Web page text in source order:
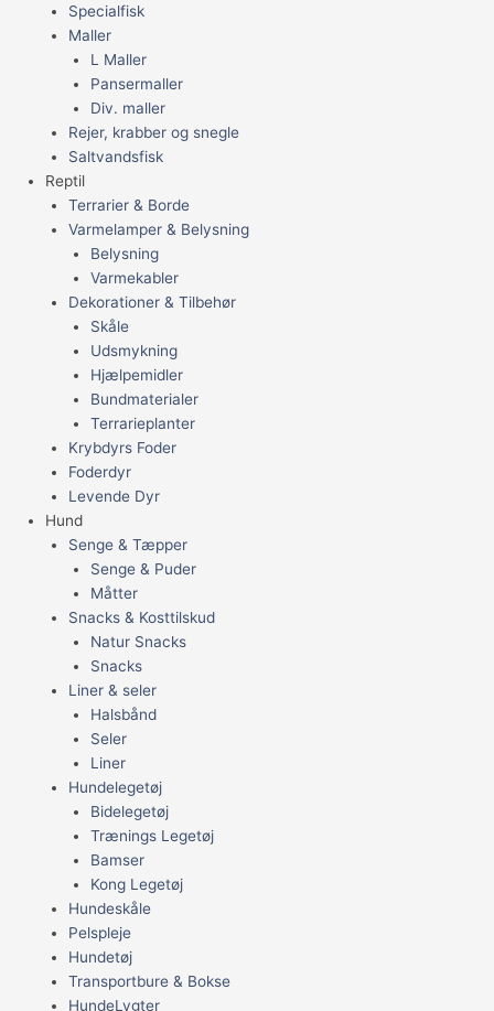
Specialfisk
Maller
L Maller
Pansermaller
Div. maller
Rejer, krabber og snegle
Saltvandsfisk
Reptil
Terrarier & Borde
Varmelamper & Belysning
Belysning
Varmekabler
Dekorationer & Tilbehør
Skåle
Udsmykning
Hjælpemidler
Bundmaterialer
Terrarieplanter
Krybdyrs Foder
Foderdyr
Levende Dyr
Hund
Senge & Tæpper
Senge & Puder
Måtter
Snacks & Kosttilskud
Natur Snacks
Snacks
Liner & seler
Halsbånd
Seler
Liner
Hundelegetøj
Bidelegetøj
Trænings Legetøj
Bamser
Kong Legetøj
Hundeskåle
Pelspleje
Hundetøj
Transportbure & Bokse
HundeLygter